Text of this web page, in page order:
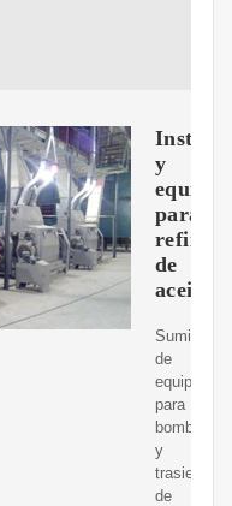
y
equipos
para
de
aceite
Suministro
de
equipos
para
bombeo
y
trasiego
de